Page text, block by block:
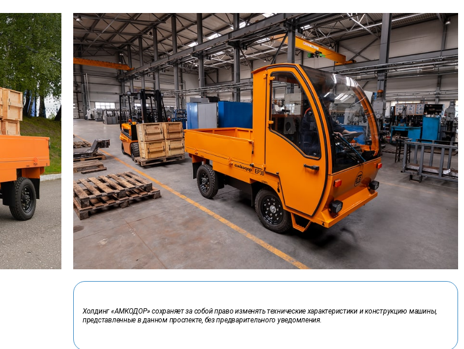
Холдинг «АМКОДОР» сохраняет за собой право изменять технические характеристики и конструкцию машины,
представленные в данном проспекте, без предварительного уведомления.